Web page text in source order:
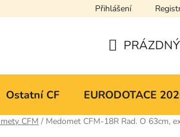
Mapa serveru
Přihlášení
KOŠÍK
Ostatní CF EURODOTACE
CFM / Medomet CFM-18R Rad. O 63cm,